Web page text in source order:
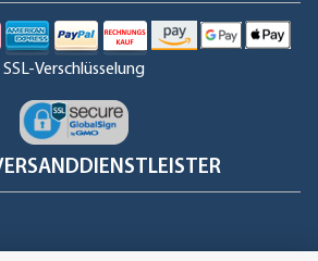
in Form bringen. Dies ist wichtig bei
Der Aufkleber ist also 3D verklebbar
Montage von großflächigen
sollte allerdings von einem
werden.
SSL-Verschlüsselung